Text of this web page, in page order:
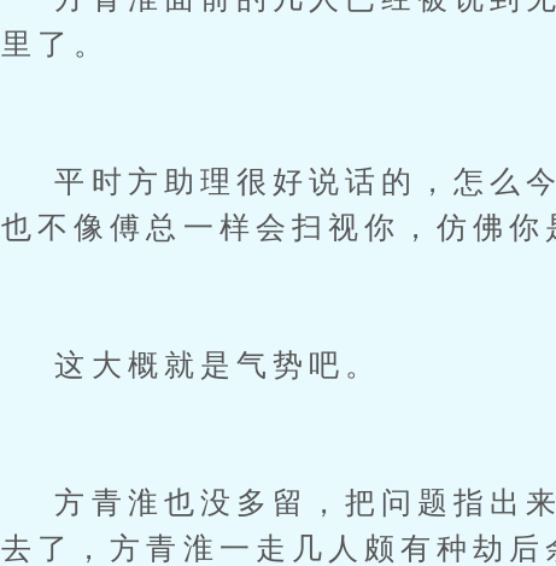
里了。
平时方助理很好说话的，怎么
也不像傅总一样会扫视你，仿佛你
这大概就是气势吧。
方青淮也没多留，把问题指出
去了，方青淮一走几人颇有种劫后